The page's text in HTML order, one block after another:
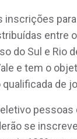
inscrições
entre
do Sul e Rio
e tem o
de
se